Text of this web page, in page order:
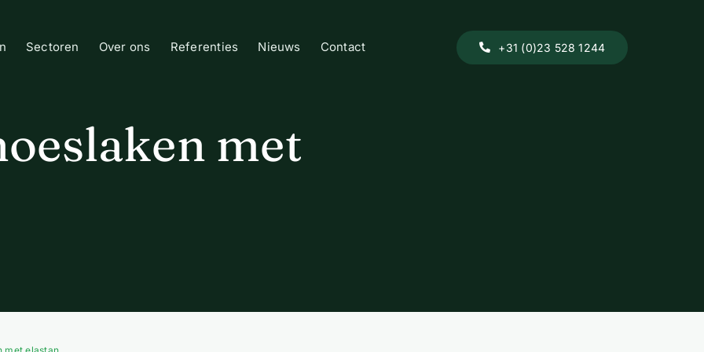
Sectoren Over ons Referenties Nieuws Contact +31 (0)23 528 1244
met